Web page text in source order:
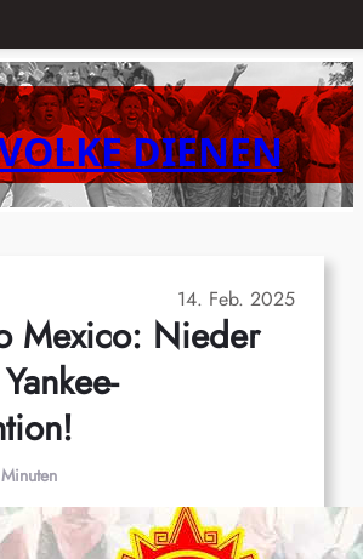
DIENEN
14. Feb. 2025
Mexico: Nieder